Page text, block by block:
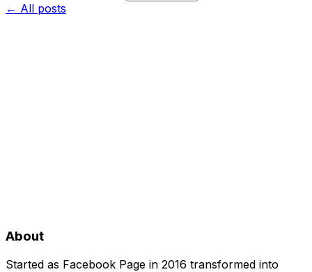
← All posts
About
Started as Facebook Page in 2016 transformed into